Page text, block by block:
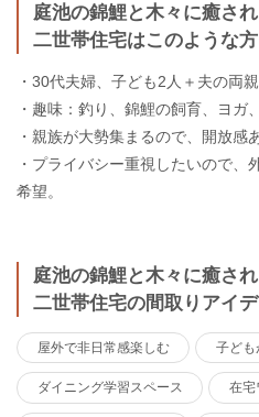
庭池の錦鯉と木々に癒さ
二世帯住宅はこのような
・30代夫婦、子ども2人＋夫の両親
・趣味：釣り、錦鯉の飼育、ヨガ
・親族が大勢集まるので、開放感
・プライバシー重視したいので、
希望。
庭池の錦鯉と木々に癒さ
二世帯住宅の間取りアイ
屋外で非日常感楽しむ 子ども
ダイニング学習スペース 在宅